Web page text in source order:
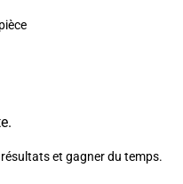
et gagner du temps.